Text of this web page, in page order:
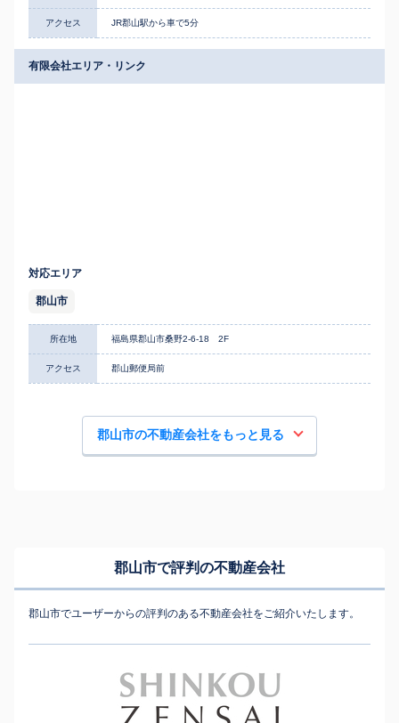
アクセス JR郡山駅から車で5分
有限会社エリア・リンク
対応エリア
郡山市
所在地 福島県郡山市桑野2-6-18 2F
アクセス 郡山郵便局前
郡山市の不動産会社をもっと見る
郡山市で評判の不動産会社
郡山市でユーザーからの評判のある不動産会社をご紹介いたします。